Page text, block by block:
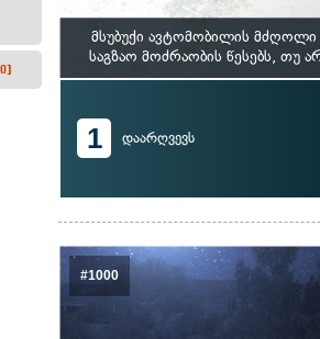
მსუბუქი ავტომობილის მძღოლი
საგზაო მოძრაობის წესებს, თუ
1 დაარღვევს
#1000